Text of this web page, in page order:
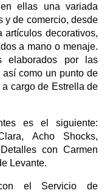
ellas una variada
y de comercio, desde
decorativos,
a mano o menaje.
elaborados por las
así como un punto de
cargo de Estrella de
es el siguiente:
Acho Shocks,
con Carmen
Levante.
el Servicio de